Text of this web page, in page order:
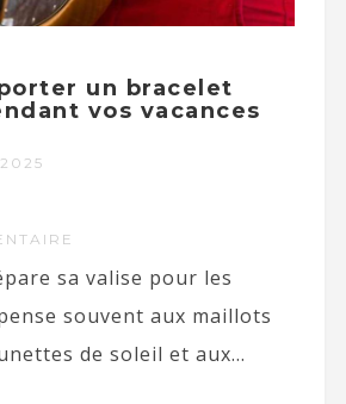
un bracelet
vos vacances
sa valise pour les
souvent aux maillots
de soleil et aux...